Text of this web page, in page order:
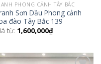
PHONG CẢNH TÂY BẮC
Sơn Dầu Phong cảnh
đào Tây Bắc 139
từ: 1,600,000₫